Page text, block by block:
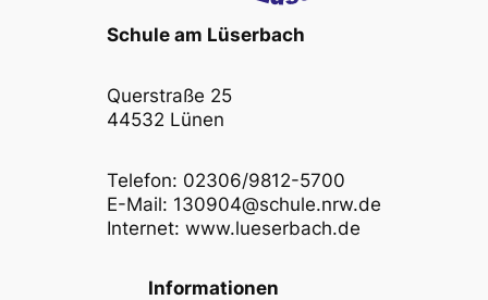
Schule am Lüserbach
Querstraße 25
44532 Lünen
Telefon: 02306/9812-5700
E-Mail: 130904@schule.nrw.de
Internet: www.lueserbach.de
Informationen